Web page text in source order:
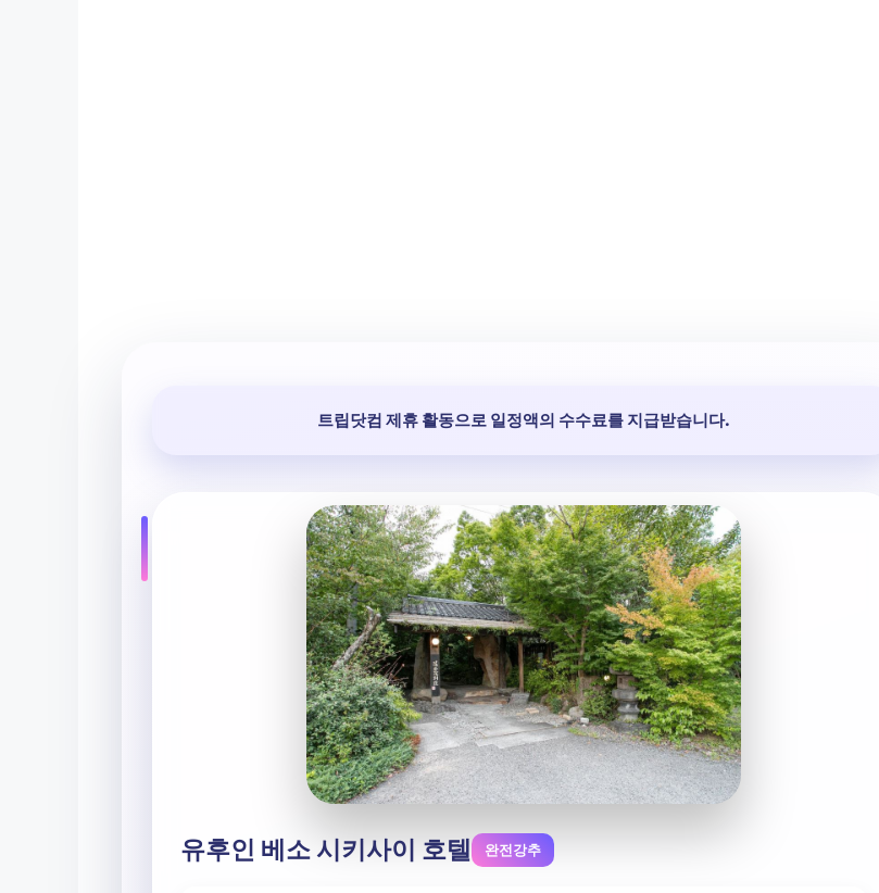
트립닷컴 제휴 활동으로 일정액의 수수료를 지급받습니다.
유후인 베소 시키사이 호텔 완전강추